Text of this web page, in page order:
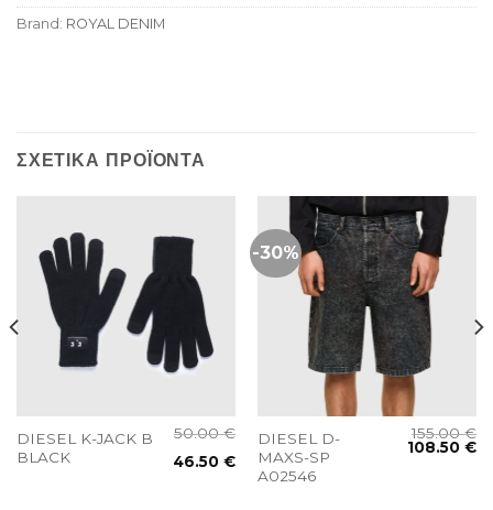
Brand: ROYAL DENIM
ΣΧΕΤΙΚΆ ΠΡΟΪΌΝΤΑ
DIESEL K-JACK B
BLACK
50.00€
46.50€
-30%
DIESEL D-
MAXS-SP
A02546
155.00€
108.50€